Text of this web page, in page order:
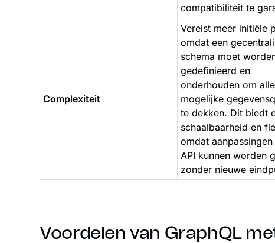
compatibiliteit te
Complexiteit
Vereist meer initiële
omdat een
schema moet
gedefinieerd en
onderhouden om alle
mogelijke
te dekken. Dit biedt
schaalbaarheid en
omdat
API kunnen worden
zonder nieuwe
Voordelen van GraphQL